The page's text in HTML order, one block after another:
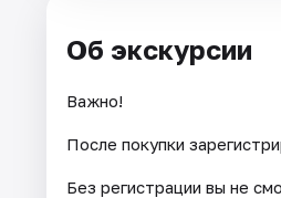
Об экскурсии
Важно!
После покупки
Без регистрации вы не